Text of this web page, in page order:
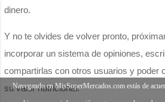
dinero.
Y no te olvides de volver pronto,
incorporar un sistema de opiniones,
compartirlas con otros usuarios y poder
su valor nutricional.
Navegando en MisSuperMercados.com estás de